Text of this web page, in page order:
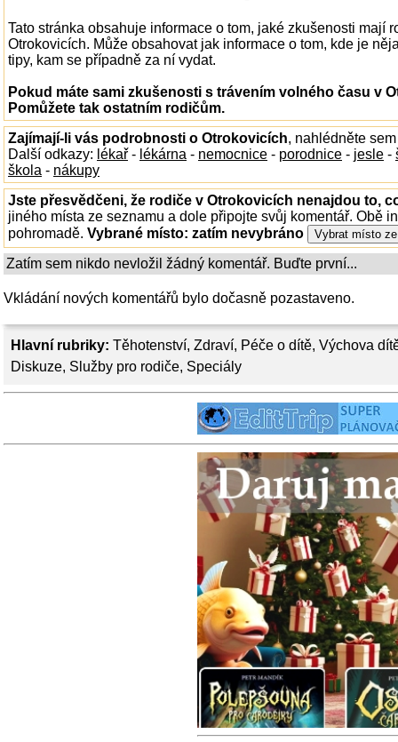
Hlavní rubriky: Těhotenství, Zdraví, Péče o dítě, Výchova
Diskuze, Služby pro rodiče, Speciály
Tato stránka obsahuje informace o tom, jaké zkušenosti mají
Otrokovicích. Může obsahovat jak informace o tom, kde je
tipy, kam se případně za ní vydat.
Pokud máte sami zkušenosti s trávením volného času v
Pomůžete tak ostatním rodičům.
Zajímají-li vás podrobnosti o Otrokovicích, nahlédněte
Další odkazy: lékař - lékárna - nemocnice - porodnice - jesle -
škola - nákupy
Jste přesvědčeni, že rodiče v Otrokovicích nenajdou to,
jiného místa ze seznamu a dole připojte svůj komentář. Obě
pohromadě. Vybrané místo: zatím nevybráno
Zatím sem nikdo nevložil žádný komentář. Buďte první...
Vkládání nových komentářů bylo dočasně pozastaveno.